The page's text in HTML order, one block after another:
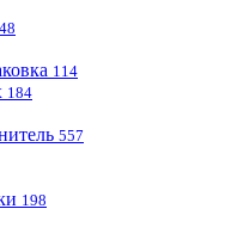
114
184
557
198